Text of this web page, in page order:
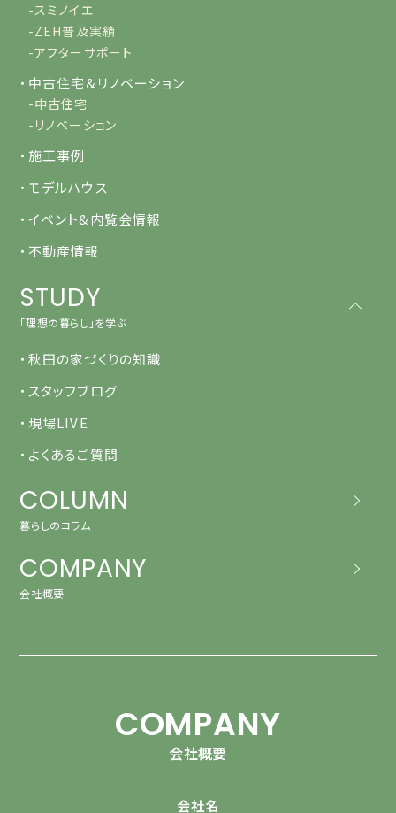
-スミノイエ
-ZEH普及実績
-アフターサポート
・中古住宅＆リノベーション
-中古住宅
-リノベーション
・施工事例
・モデルハウス
・イベント&内覧会情報
・不動産情報
STUDY
「理想の暮らし」を学ぶ
・秋田の家づくりの知識
・スタッフブログ
・現場LIVE
・よくあるご質問
COLUMN
暮らしのコラム
COMPANY
会社概要
COMPANY
会社概要
会社名